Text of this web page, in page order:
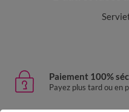
Paiement 100%
Payez plus tard ou en